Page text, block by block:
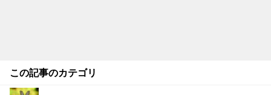
この記事のカテゴリ